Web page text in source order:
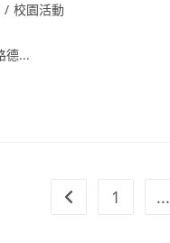
/ 校園活動
德...
1 ...